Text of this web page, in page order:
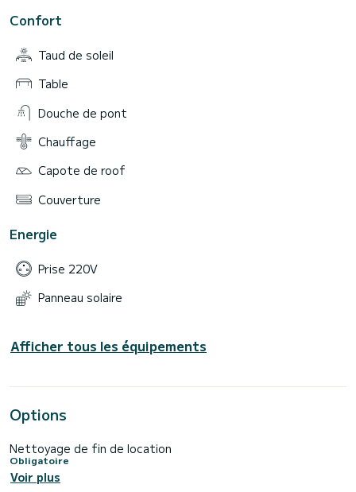
Confort
Taud de soleil
Table
Douche de pont
Chauffage
Capote de roof
Couverture
Energie
Prise 220V
Panneau solaire
Afficher tous les équipements
Options
Nettoyage de fin de location
Obligatoire
Voir plus